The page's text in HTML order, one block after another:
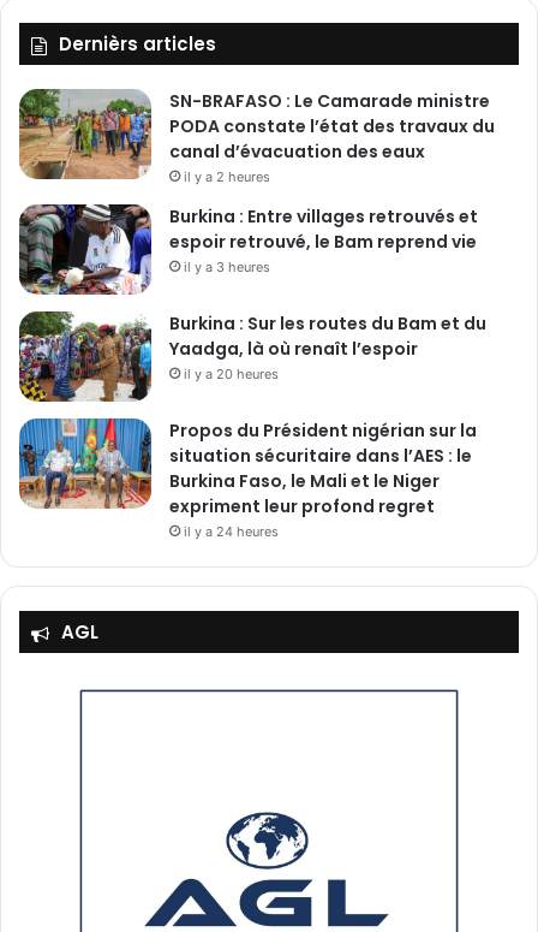
Dernièrs articles
SN-BRAFASO : Le Camarade ministre
PODA constate l’état des travaux du
canal d’évacuation des eaux
il y a 2 heures
Burkina : Entre villages retrouvés et
espoir retrouvé, le Bam reprend vie
il y a 3 heures
Burkina : Sur les routes du Bam et du
Yaadga, là où renaît l’espoir
il y a 20 heures
Propos du Président nigérian sur la
situation sécuritaire dans l’AES : le
Burkina Faso, le Mali et le Niger
expriment leur profond regret
il y a 24 heures
AGL